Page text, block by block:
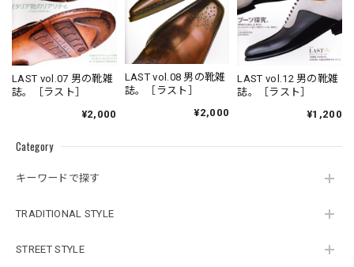
Category
キーワードで探す
TRADITIONAL STYLE
STREET STYLE
LAST vol.07 男の靴雑
誌。［ラスト］
¥2,000
LAST vol.08 男の靴雑
誌。［ラスト］
¥2,000
LAST vol.12 男の靴雑
誌。［ラスト］
¥1,200